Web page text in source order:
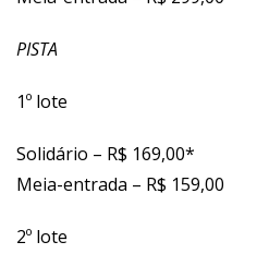
PISTA
1º lote
Solidário – R$ 169,00*
Meia-entrada – R$ 159,00
2º lote